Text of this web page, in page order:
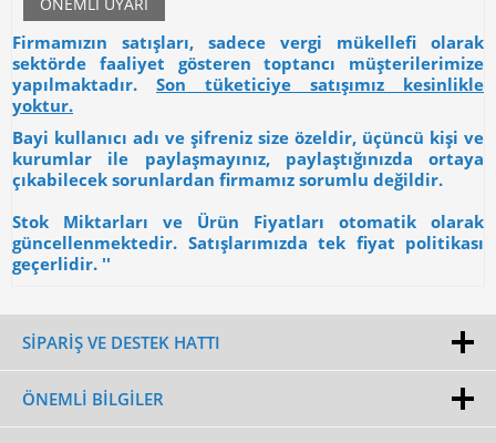
Firmamızın satışları, sadece vergi mükellefi olarak
sektörde faaliyet gösteren toptancı müşterilerimize
yapılmaktadır. Son tüketiciye satışımız kesinlikle
yoktur.
Bayi kullanıcı adı ve şifreniz size özeldir, üçüncü kişi ve
kurumlar ile paylaşmayınız, paylaştığınızda ortaya
çıkabilecek sorunlardan firmamız sorumlu değildir.
Stok Miktarları ve Ürün Fiyatları otomatik olarak
güncellenmektedir. Satışlarımızda tek fiyat politikası
geçerlidir. ''
SİPARİŞ VE DESTEK HATTI
ÖNEMLI BILGILER